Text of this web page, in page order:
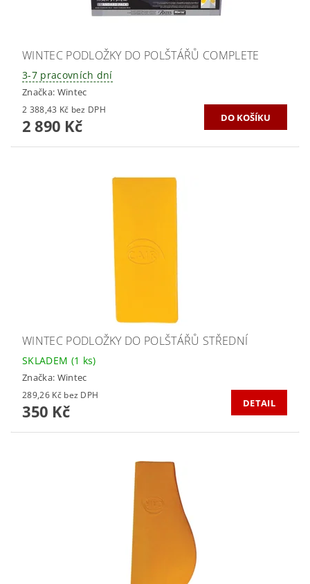
WINTEC PODLOŽKY DO POLŠTÁŘŮ COMPLETE
3-7 pracovních dní
Značka: Wintec
2 388,43 Kč bez DPH
2 890 Kč
WINTEC PODLOŽKY DO POLŠTÁŘŮ STŘEDNÍ
SKLADEM (1 ks)
Značka: Wintec
289,26 Kč bez DPH
350 Kč DETAIL